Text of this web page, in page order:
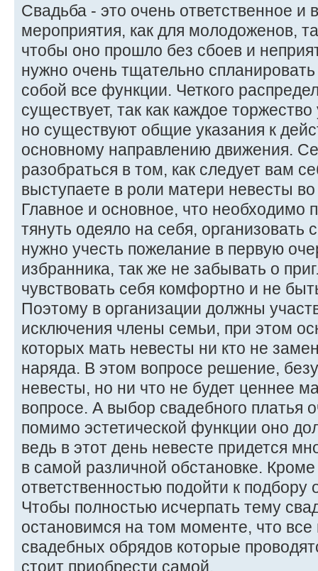
Свадьба - это очень ответственное и
мероприятия, как для молодоженов,
чтобы оно прошло без сбоев и
нужно очень тщательно
собой все функции. Четкого
существует, так как каждое
но существуют общие указания к
основному направлению движения.
разобраться в том, как следует вам
выступаете в роли матери невесты
Главное и основное, что необходимо
тянуть одеяло на себя, организовать
нужно учесть пожелание в первую
избранника, так же не забывать о
чувствовать себя комфортно и не
Поэтому в организации должны
исключения члены семьи, при этом
которых мать невесты ни кто не
наряда. В этом вопросе решение,
невесты, но ни что не будет ценнее
вопросе. А выбор свадебного платья
помимо эстетической функции оно
ведь в этот день невесте придется
в самой различной обстановке. Кроме
ответственностью подойти к подбору
Чтобы полностью исчерпать тему
остановимся на том моменте, что
свадебных обрядов которые
стоит приобрести самой.